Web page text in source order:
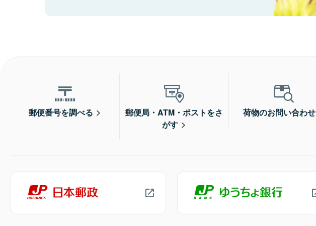
郵便番号を調べる
郵便局・ATM・ポストをさ
がす
荷物のお問い合わせ